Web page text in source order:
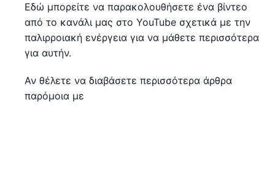
Εδώ μπορείτε να παρακολουθήσετε ένα βίντεο
από το κανάλι μας στο YouTube σχετικά με την
παλιρροιακή ενέργεια για να μάθετε περισσότερα
για αυτήν.
Αν θέλετε να διαβάσετε περισσότερα άρθρα
παρόμοια με